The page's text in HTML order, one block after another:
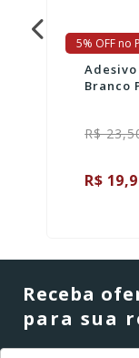
5% OFF no
Branco
R$
R$
Receba
para sua